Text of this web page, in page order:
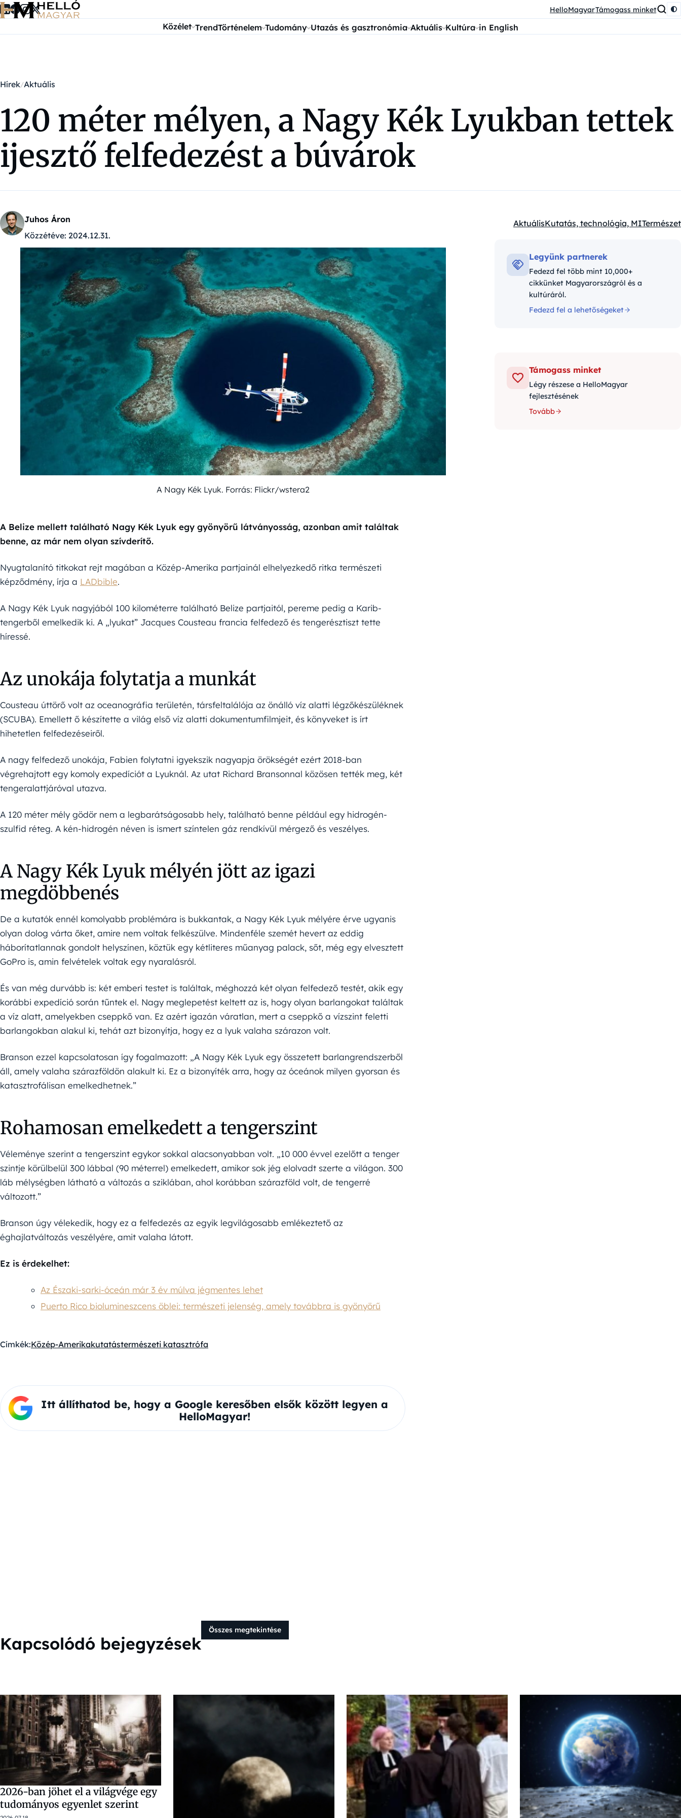
Ugrás a tartalomra HelloMagyarTámogass minket
Közélet TrendTörténelem Tudomány Utazás és gasztronómia Aktuális Kultúra in English
Hírek Aktuális
120 méter mélyen, a Nagy Kék Lyukban tettek
ijesztő felfedezést a búvárok
Juhos Áron
Közzétéve: 2024.12.31.
Kategóriák:
AktuálisKutatás, technológia, MITermészet
A Nagy Kék Lyuk. Forrás: Flickr/wstera2
A Belize mellett található Nagy Kék Lyuk egy gyönyörű látványosság, azonban amit találtak
benne, az már nem olyan szívderítő.
Nyugtalanító titkokat rejt magában a Közép-Amerika partjainál elhelyezkedő ritka természeti
képződmény, írja a LADbible.
A Nagy Kék Lyuk nagyjából 100 kilométerre található Belize partjaitól, pereme pedig a Karib-
tengerből emelkedik ki. A „lyukat” Jacques Cousteau francia felfedező és tengerésztiszt tette
híressé.
Az unokája folytatja a munkát
Cousteau úttörő volt az oceanográfia területén, társfeltalálója az önálló víz alatti légzőkészüléknek
(SCUBA). Emellett ő készítette a világ első víz alatti dokumentumfilmjeit, és könyveket is írt
hihetetlen felfedezéseiről.
A nagy felfedező unokája, Fabien folytatni igyekszik nagyapja örökségét ezért 2018-ban
végrehajtott egy komoly expedíciót a Lyuknál. Az utat Richard Bransonnal közösen tették meg, két
tengeralattjáróval utazva.
A 120 méter mély gödör nem a legbarátságosabb hely, található benne például egy hidrogén-
szulfid réteg. A kén-hidrogén néven is ismert színtelen gáz rendkívül mérgező és veszélyes.
A Nagy Kék Lyuk mélyén jött az igazi
megdöbbenés
De a kutatók ennél komolyabb problémára is bukkantak, a Nagy Kék Lyuk mélyére érve ugyanis
olyan dolog várta őket, amire nem voltak felkészülve. Mindenféle szemét hevert az eddig
háborítatlannak gondolt helyszínen, köztük egy kétliteres műanyag palack, sőt, még egy elvesztett
GoPro is, amin felvételek voltak egy nyaralásról.
És van még durvább is: két emberi testet is találtak, méghozzá két olyan felfedező testét, akik egy
korábbi expedíció során tűntek el. Nagy meglepetést keltett az is, hogy olyan barlangokat találtak
a víz alatt, amelyekben cseppkő van. Ez azért igazán váratlan, mert a cseppkő a vízszint feletti
barlangokban alakul ki, tehát azt bizonyítja, hogy ez a lyuk valaha szárazon volt.
Branson ezzel kapcsolatosan így fogalmazott: „A Nagy Kék Lyuk egy összetett barlangrendszerből
áll, amely valaha szárazföldön alakult ki. Ez a bizonyíték arra, hogy az óceánok milyen gyorsan és
katasztrofálisan emelkedhetnek.”
Rohamosan emelkedett a tengerszint
Véleménye szerint a tengerszint egykor sokkal alacsonyabban volt. „10 000 évvel ezelőtt a tenger
szintje körülbelül 300 lábbal (90 méterrel) emelkedett, amikor sok jég elolvadt szerte a világon. 300
láb mélységben látható a változás a sziklában, ahol korábban szárazföld volt, de tengerré
változott.”
Branson úgy vélekedik, hogy ez a felfedezés az egyik legvilágosabb emlékeztető az
éghajlatváltozás veszélyére, amit valaha látott.
Ez is érdekelhet:
Az Északi-sarki-óceán már 3 év múlva jégmentes lehet
Puerto Rico biolumineszcens öblei: természeti jelenség, amely továbbra is gyönyörű
Címkék:Közép-Amerikakutatástermészeti katasztrófa
Itt állíthatod be, hogy a Google keresőben elsők között legyen a
HelloMagyar!
Legyünk partnerek
Fedezd fel több mint 10,000+
cikkünket Magyarországról és a
kultúráról.
Fedezd fel a lehetőségeket
Támogass minket
Légy részese a HelloMagyar
fejlesztésének
Tovább
Kapcsolódó bejegyzések
Összes megtekintése
2026-ban jöhet el a világvége egy
tudományos egyenlet szerint